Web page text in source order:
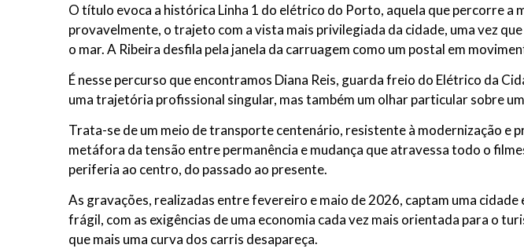
O título evoca a histórica Linha 1 do elétrico do Porto, aquela que percorre a
provavelmente, o trajeto com a vista mais privilegiada da cidade, uma vez
o mar. A Ribeira desfila pela janela da carruagem como um postal em
É nesse percurso que encontramos Diana Reis, guarda freio do Elétrico da
uma trajetória profissional singular, mas também um olhar particular sobre
Trata-se de um meio de transporte centenário, resistente à modernização
metáfora da tensão entre permanência e mudança que atravessa todo o
periferia ao centro, do passado ao presente.
As gravações, realizadas entre fevereiro e maio de 2026, captam uma
frágil, com as exigências de uma economia cada vez mais orientada para o
que mais uma curva dos carris desapareça.